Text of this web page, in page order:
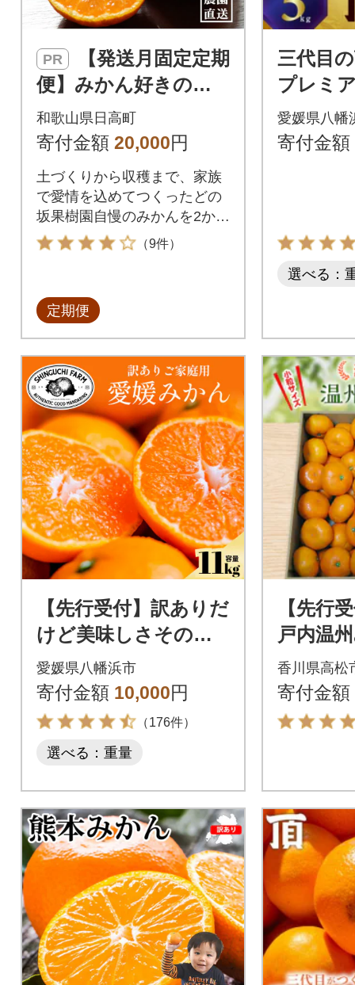
PR
便】みかん好きのた
めのみかん定期便(ゆ
ら早生みかん・完熟
回
和歌山県日高町
寄付金額 20,000円
土づくりから収穫まで、家族
で愛情を込めてつくったどの
坂果樹園自慢のみかんを2か月
お届けします!
（9件）
定期便
三代目
プレミ
イズ】
愛媛県八幡
寄付金額
選べる：
【先行受付】訳ありだ
けど美味しさそのま
ま【訳あり】愛媛み
かん 11kg【C70-13
6】
愛媛県八幡浜市
寄付金額 10,000円
（176件）
選べる：重量
【先行
戸内温
サイズ
年10月
送】
香川県高松
寄付金額